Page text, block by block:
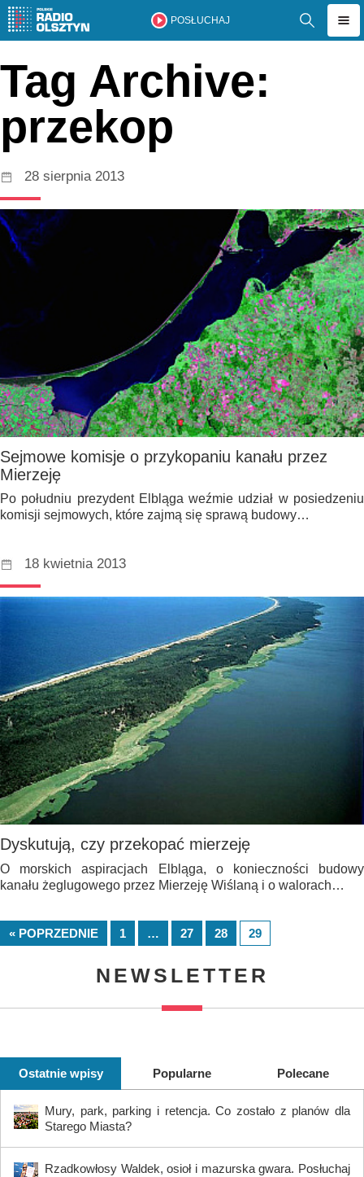
POSŁUCHAJ
Tag Archive:
przekop
28 sierpnia 2013
Sejmowe komisje o przykopaniu kanału przez
Mierzeję
Po południu prezydent Elbląga weźmie udział w posiedzeniu
komisji sejmowych, które zajmą się sprawą budowy…
18 kwietnia 2013
Dyskutują, czy przekopać mierzeję
O morskich aspiracjach Elbląga, o konieczności budowy
kanału żeglugowego przez Mierzeję Wiślaną i o walorach…
« POPRZEDNIE 1 … 27 28 29
NEWSLETTER
Ostatnie wpisy Popularne Polecane
Mury, park, parking i retencja. Co zostało z planów dla
Starego Miasta?
Rzadkowłosy Waldek, osioł i mazurska gwara. Posłuchaj